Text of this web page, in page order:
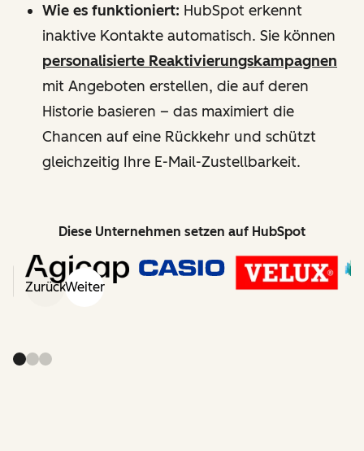
Wie es funktioniert: HubSpot erkennt
inaktive Kontakte automatisch. Sie können
personalisierte Reaktivierungskampagnen
mit Angeboten erstellen, die auf deren
Historie basieren – das maximiert die
Chancen auf eine Rückkehr und schützt
gleichzeitig Ihre E-Mail-Zustellbarkeit.
Diese Unternehmen setzen auf HubSpot
ZurückWeiter